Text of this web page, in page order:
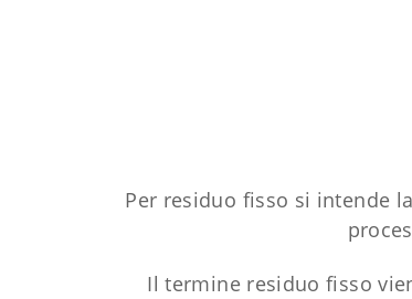
Per residuo fisso si intende
Il termine residuo fisso